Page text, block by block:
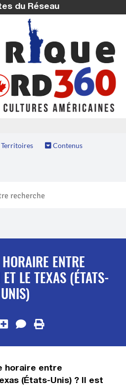
du Réseau
Territoires Contenus
ENTRE
LE TEXAS (ÉTATS-
UNIS)
horaire entre
(États-Unis) ? Il est